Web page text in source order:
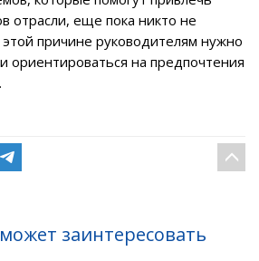
отрасли, еще пока никто не
причине руководителям нужно
ориентироваться на предпочтения
заинтересовать